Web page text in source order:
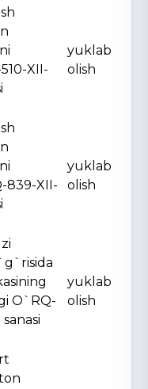
XII-
yuklab
olish
839-XII-
yuklab
olish
O`RQ-
yuklab
olish